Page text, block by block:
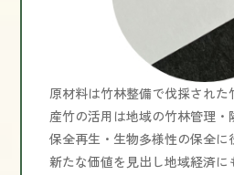
原材料は竹林整備で伐採され
産竹の活用は地域の竹林管理
保全再生・生物多様性の保全に
新たな価値を見出し地域経済に